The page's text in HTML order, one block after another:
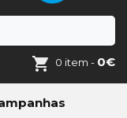
0 item - 0€